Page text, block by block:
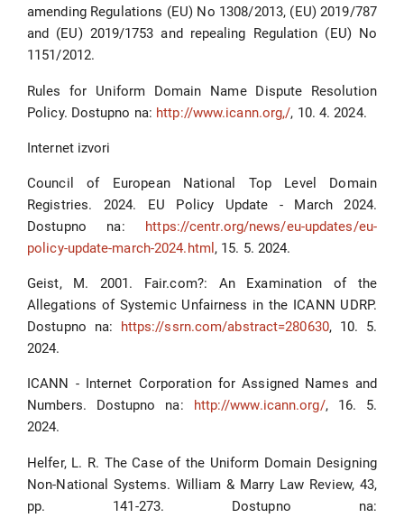
amending Regulations (EU) No 1308/2013, (EU) 2019/787
and (EU) 2019/1753 and repealing Regulation (EU) No
1151/2012.
Rules for Uniform Domain Name Dispute Resolution
Policy. Dostupno na: http://www.icann.org,/, 10. 4. 2024.
Internet izvori
Council of European National Top Level Domain
Registries. 2024. EU Policy Update - March 2024.
Dostupno na: https://centr.org/news/eu-updates/eu-
policy-update-march-2024.html , 15. 5. 2024.
Geist, M. 2001. Fair.com?: An Examination of the
Allegations of Systemic Unfairness in the ICANN UDRP.
Dostupno na: https://ssrn.com/abstract=280630, 10. 5.
2024.
ICANN - Internet Corporation for Assigned Names and
Numbers. Dostupno na:
http://www.icann.org/, 16. 5.
2024.
Helfer, L. R. The Case of the Uniform Domain Designing
Non-National Systems. William & Marry Law Review, 43,
pp. 141-273. Dostupno na: